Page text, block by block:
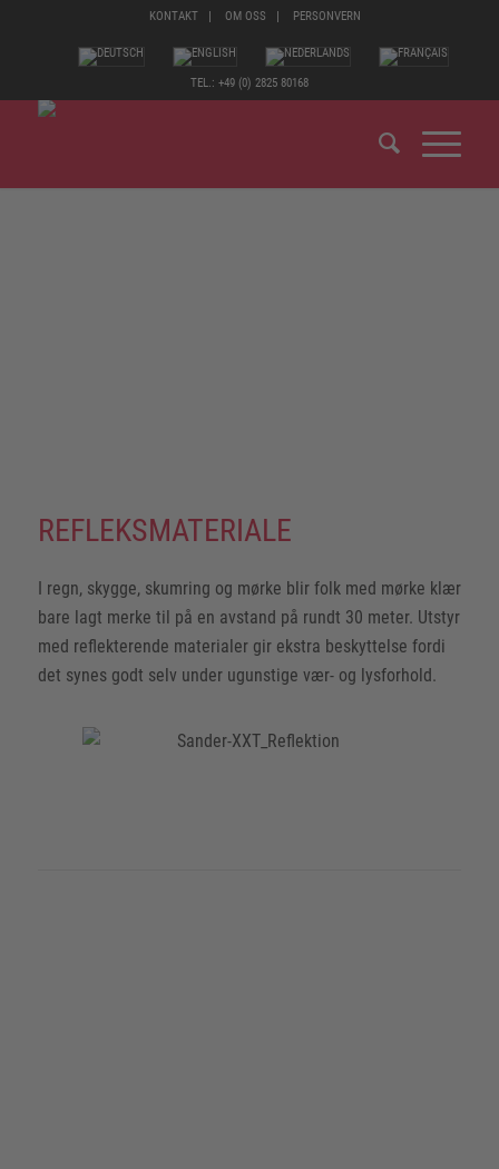
KONTAKT OM OSS PERSONVERN
TEL.: +49 (0) 2825 80168
REFLEKSMATERIALE
I regn, skygge, skumring og mørke blir folk med mørke klær
bare lagt merke til på en avstand på rundt 30 meter. Utstyr
med reflekterende materialer gir ekstra beskyttelse fordi
det synes godt selv under ugunstige vær- og lysforhold.